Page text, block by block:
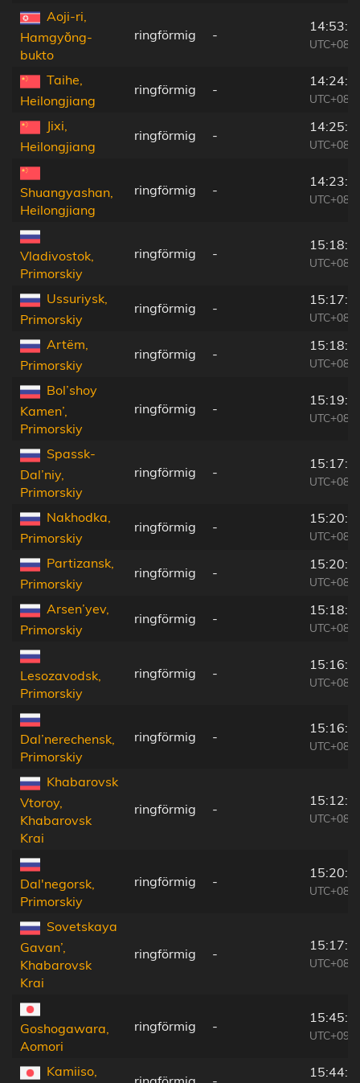
Aoji-ri,
Hamgyŏng-
bukto
ringförmig -
Taihe,
Heilongjiang
ringförmig -
Jixi,
Heilongjiang
ringförmig -
Shuangyashan,
Heilongjiang
ringförmig -
Vladivostok,
Primorskiy
ringförmig -
Ussuriysk,
Primorskiy
ringförmig -
Artëm,
Primorskiy
ringförmig -
Bol’shoy
Kamen’,
Primorskiy
ringförmig -
Spassk-
Dal’niy,
Primorskiy
ringförmig -
Nakhodka,
Primorskiy
ringförmig -
Partizansk,
Primorskiy
ringförmig -
Arsen’yev,
Primorskiy
ringförmig -
Lesozavodsk,
Primorskiy
ringförmig -
Dal’nerechensk,
Primorskiy
ringförmig -
Khabarovsk
Vtoroy,
Khabarovsk
Krai
ringförmig -
Dal'negorsk,
Primorskiy
ringförmig -
Sovetskaya
Gavan’,
Khabarovsk
Krai
ringförmig -
Goshogawara,
Aomori
ringförmig -
Kamiiso,